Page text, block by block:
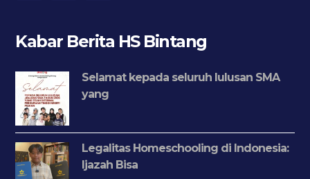
Kabar Berita HS Bintang
Selamat kepada seluruh lulusan SMA
yang
Legalitas Homeschooling di Indonesia:
Ijazah Bisa